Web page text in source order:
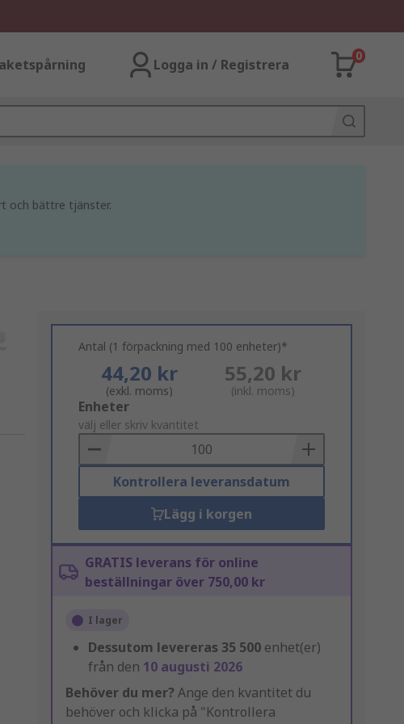
Logga in / Registrera
0
och bättre tjänster.
Antal (1 förpackning med 100 enheter)*
44,20 kr
(exkl. moms)
55,20 kr
(inkl. moms)
Add
to
Basket
Enheter
välj eller skriv kvantitet
Kontrollera leveransdatum
Lägg i korgen
GRATIS leverans för online
beställningar över 750,00 kr
I lager
Dessutom levereras 35 500 enhet(er)
från den 10 augusti 2026
Behöver du mer? Ange den kvantitet du
behöver och klicka på "Kontrollera